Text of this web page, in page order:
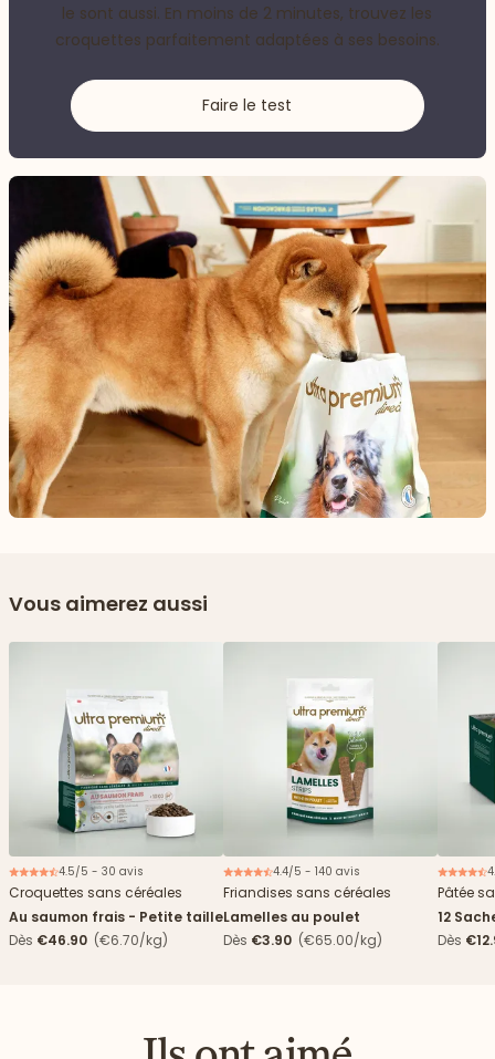
le sont aussi. En moins de 2 minutes, trouvez les
croquettes parfaitement adaptées à ses besoins.
Faire le test
Vous aimerez aussi
4.5/5 - 30 avis
Croquettes sans céréales
Au saumon frais - Petite taille
Dès €46.90 (€6.70/kg)
4.4/5 - 140 avis
Friandises sans céréales
Lamelles au poulet
Dès €3.90 (€65.00/kg)
Pâtée
12
Dès